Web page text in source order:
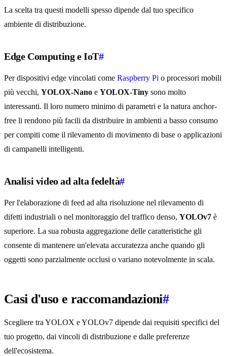
La scelta tra questi modelli spesso dipende dal tuo specifico
ambiente di distribuzione.
Edge Computing e IoT#
Per dispositivi edge vincolati come Raspberry Pi o processori mobili
più vecchi, YOLOX-Nano e YOLOX-Tiny sono molto
interessanti. Il loro numero minimo di parametri e la natura anchor-
free li rendono più facili da distribuire in ambienti a basso consumo
per compiti come il rilevamento di movimento di base o applicazioni
di campanelli intelligenti.
Analisi video ad alta fedeltà#
Per l'elaborazione di feed ad alta risoluzione nel rilevamento di
difetti industriali o nel monitoraggio del traffico denso, YOLOv7 è
superiore. La sua robusta aggregazione delle caratteristiche gli
consente di mantenere un'elevata accuratezza anche quando gli
oggetti sono parzialmente occlusi o variano notevolmente in scala.
Casi d'uso e raccomandazioni#
Scegliere tra YOLOX e YOLOv7 dipende dai requisiti specifici del
tuo progetto, dai vincoli di distribuzione e dalle preferenze
dell'ecosistema.